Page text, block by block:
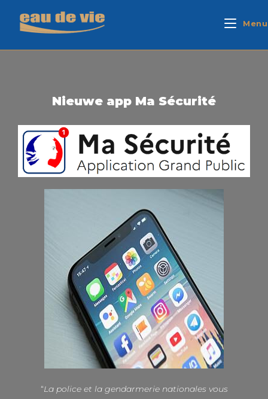
Menu
Nieuwe app Ma Sécurité
“La police et la gendarmerie nationales vous